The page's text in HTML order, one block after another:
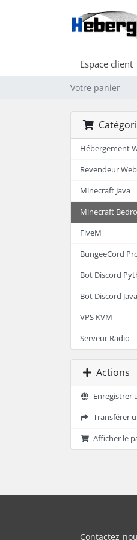
Espace client
Votre panier
Hébergement
Revendeur Web
Minecraft Java
Minecraft
FiveM
BungeeCord
Bot Discord
Bot Discord
VPS KVM
Serveur Radio
Actions
Enregistrer
Transférer
Afficher le
Contactez-